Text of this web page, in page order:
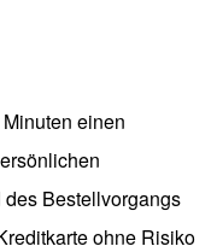
einen
Bestellvorgangs
ohne Risiko